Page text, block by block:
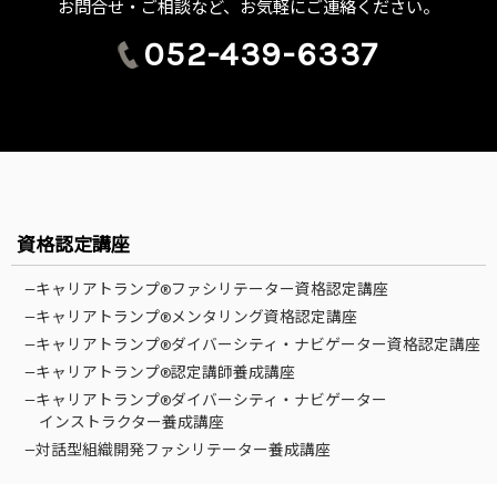
お問合せ・ご相談など、お気軽にご連絡ください。
052-439-6337
資格認定講座
—キャリアトランプ®ファシリテーター資格認定講座
—キャリアトランプ®メンタリング資格認定講座
—キャリアトランプ®ダイバーシティ・ナビゲーター資格認定講座
—キャリアトランプ®認定講師養成講座
—キャリアトランプ®ダイバーシティ・ナビゲーター
インストラクター養成講座
—対話型組織開発ファシリテーター養成講座